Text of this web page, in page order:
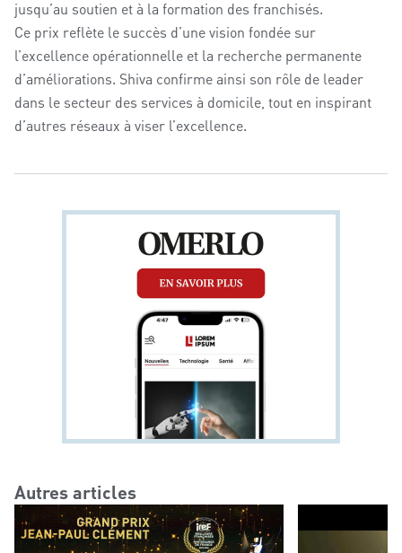
jusqu’au soutien et à la formation des franchisés.
Ce prix reflète le succès d’une vision fondée sur
l’excellence opérationnelle et la recherche permanente
d’améliorations. Shiva confirme ainsi son rôle de leader
dans le secteur des services à domicile, tout en inspirant
d’autres réseaux à viser l’excellence.
Autres articles